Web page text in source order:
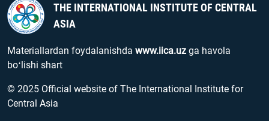
THE INTERNATIONAL INSTITUTE OF CENTRAL
ASIA
Materiallardan foydalanishda www.iica.uz ga havola
boʻlishi shart
© 2025 Official website of The International Institute for
Central Asia